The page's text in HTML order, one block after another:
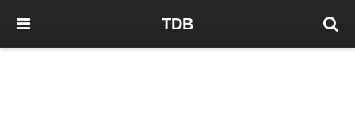
TDB